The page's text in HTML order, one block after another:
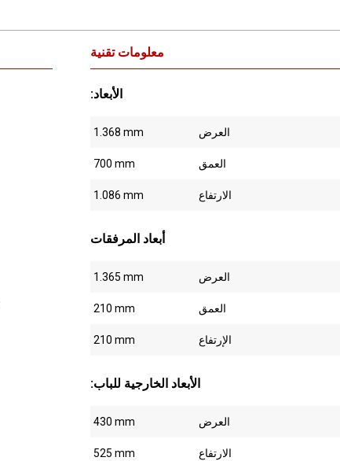
معلومات تقنية
:الأبعاد
1.368 mm العرض
700 mm العمق
1.086 mm الارتفاع
أبعاد المرفقات
1.365 mm العرض
210 mm العمق
210 mm الإرتفاع
:الأبعاد الخارجية للباب
430 mm العرض
525 mm الارتفاع